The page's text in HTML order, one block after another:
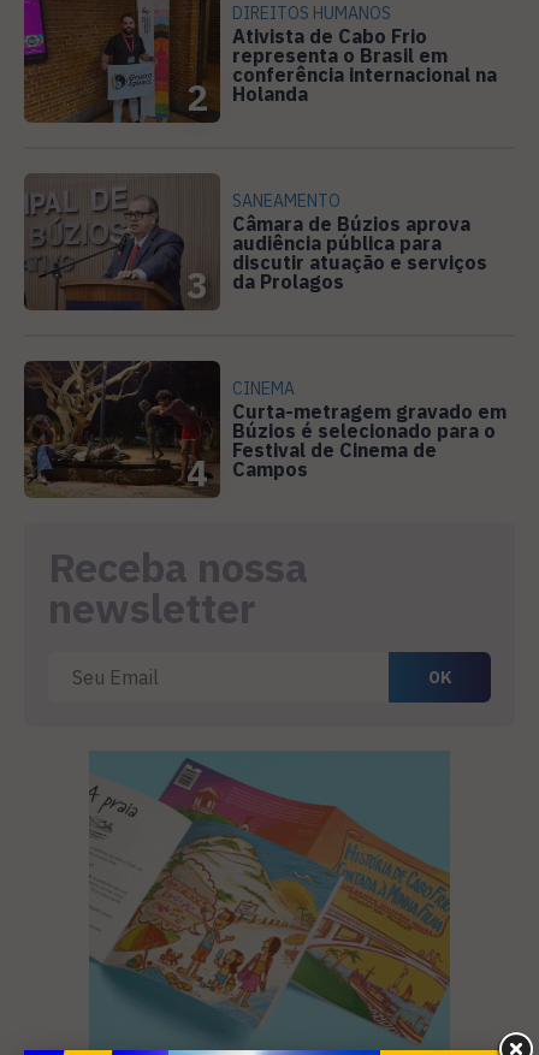
2
DIREITOS HUMANOS
Ativista de Cabo Frio
representa o Brasil em
conferência internacional na
Holanda
3
SANEAMENTO
Câmara de Búzios aprova
audiência pública para
discutir atuação e serviços
da Prolagos
4
CINEMA
Curta-metragem gravado em
Búzios é selecionado para o
Festival de Cinema de
Campos
Receba nossa
newsletter